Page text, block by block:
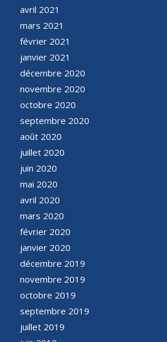
avril 2021
mars 2021
février 2021
janvier 2021
décembre 2020
novembre 2020
octobre 2020
septembre 2020
août 2020
juillet 2020
juin 2020
mai 2020
avril 2020
mars 2020
février 2020
janvier 2020
décembre 2019
novembre 2019
octobre 2019
septembre 2019
juillet 2019